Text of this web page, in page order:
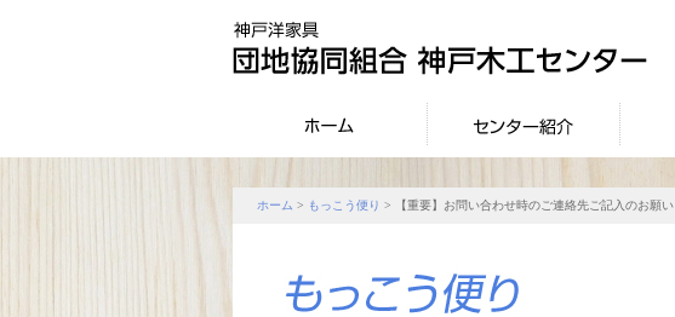
ホーム > もっこう便り > 【重要】お問い合わせ時のご連絡先ご記入のお願い